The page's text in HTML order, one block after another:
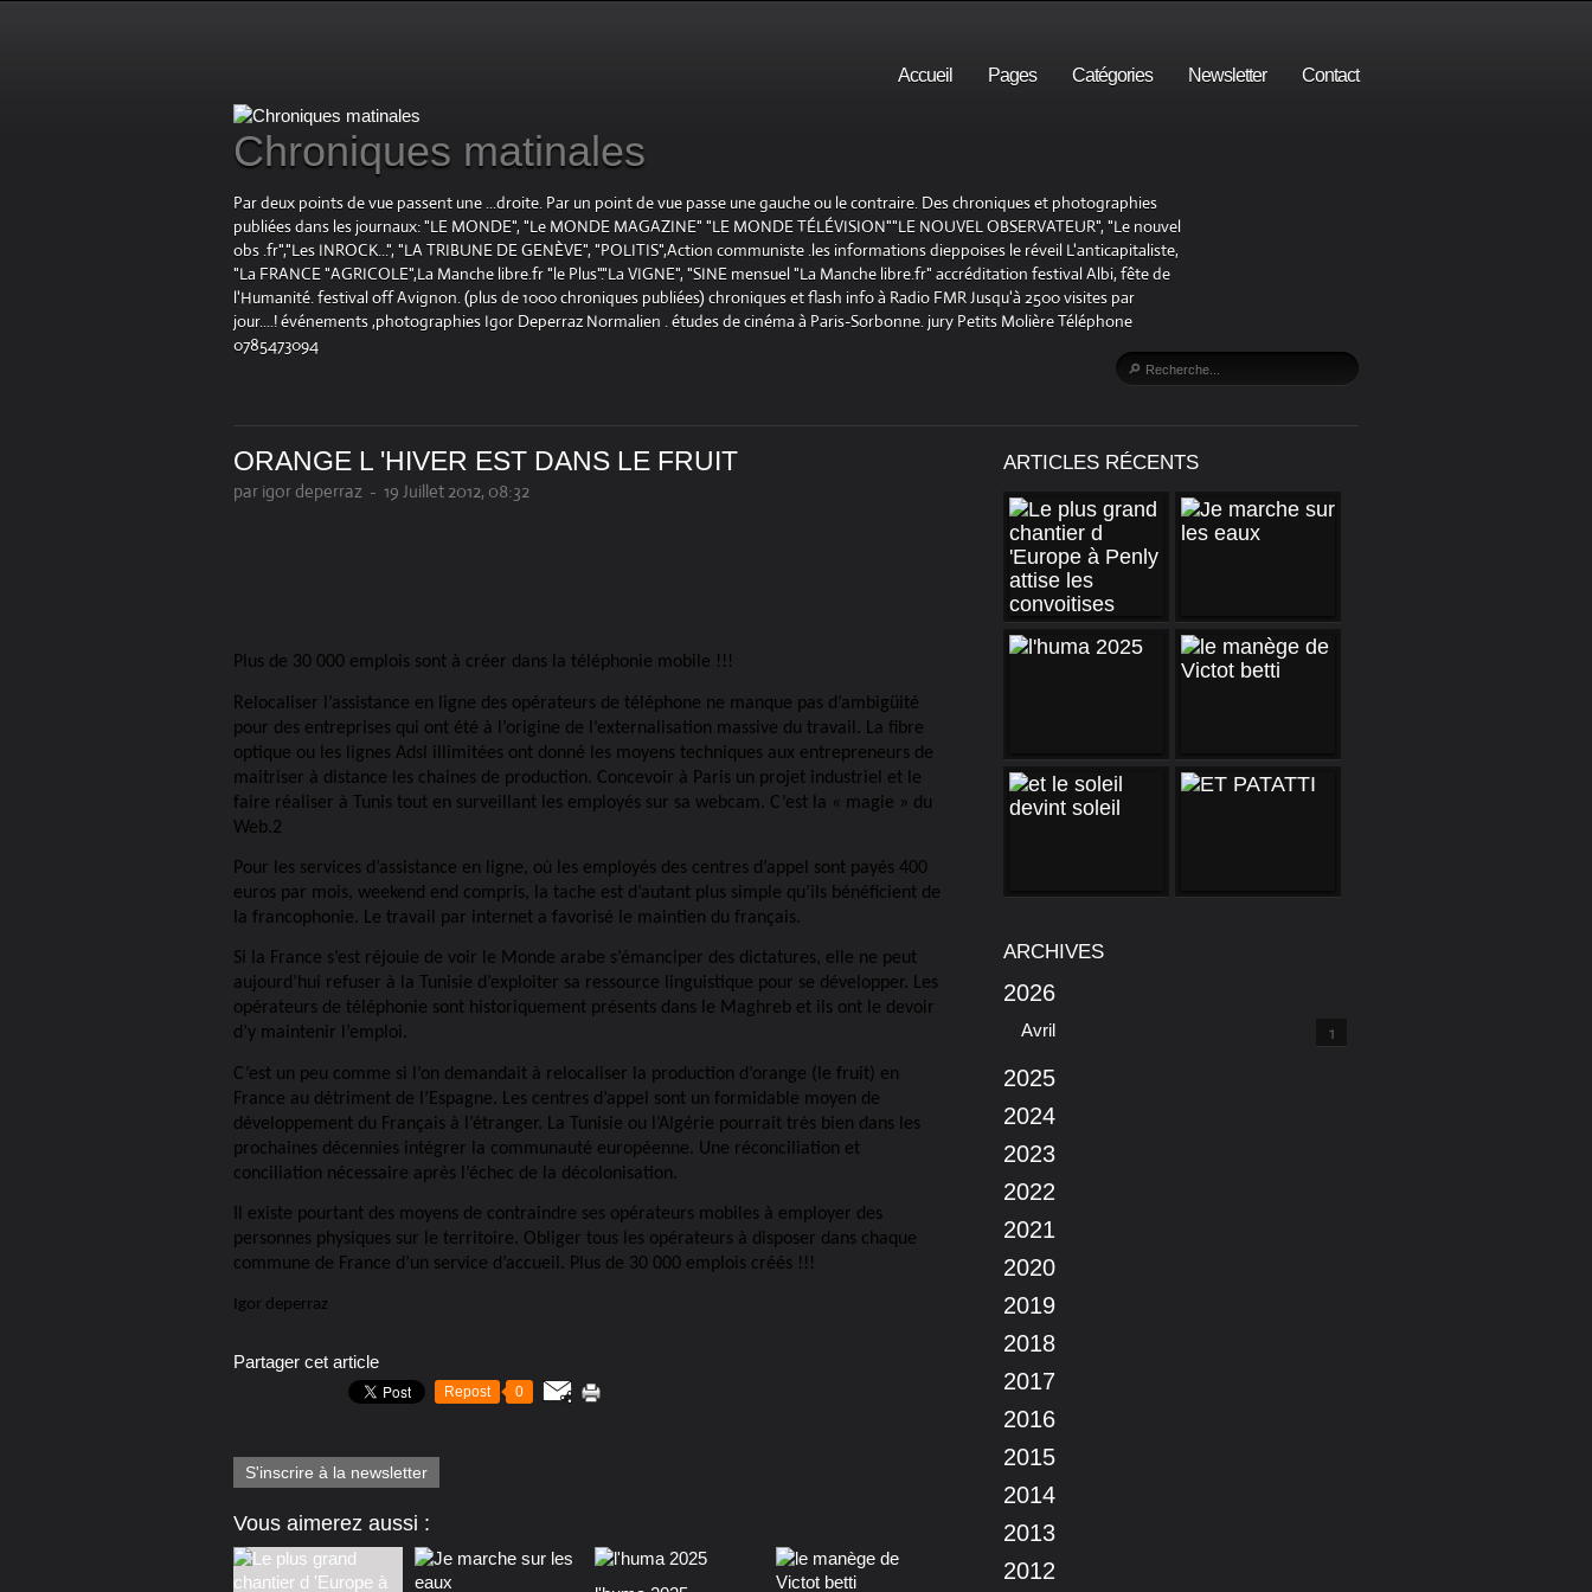
Accueil Pages Catégories Newsletter Contact
Chroniques matinales
Par deux points de vue passent une ...droite. Par un point de vue passe une gauche ou le contraire. Des chroniques et photographies
publiées dans les journaux: "LE MONDE", "Le MONDE MAGAZINE" "LE MONDE TÉLÉVISION""LE NOUVEL OBSERVATEUR", "Le nouvel
obs .fr","Les INROCK...", "LA TRIBUNE DE GENÈVE", "POLITIS",Action communiste .les informations dieppoises le réveil L'anticapitaliste,
"La FRANCE "AGRICOLE",La Manche libre.fr "le Plus"."La VIGNE", "SINE mensuel "La Manche libre.fr" accréditation festival Albi, fête de
l'Humanité. festival off Avignon. (plus de 1000 chroniques publiées) chroniques et flash info à Radio FMR Jusqu'à 2500 visites par
jour....! événements ,photographies Igor Deperraz Normalien . études de cinéma à Paris-Sorbonne. jury Petits Molière Téléphone
0785473094
ORANGE L 'HIVER EST DANS LE FRUIT
par igor deperraz - 19 Juillet 2012, 08:32
Plus de 30 000 emplois sont à créer dans la téléphonie mobile !!!
Relocaliser l’assistance en ligne des opérateurs de téléphone ne manque pas d’ambigüité
pour des entreprises qui ont été à l’origine de l’externalisation massive du travail. La fibre
optique ou les lignes Adsl illimitées ont donné les moyens techniques aux entrepreneurs de
maitriser à distance les chaines de production. Concevoir à Paris un projet industriel et le
faire réaliser à Tunis tout en surveillant les employés sur sa webcam. C’est la « magie » du
Web.2
Pour les services d’assistance en ligne, où les employés des centres d’appel sont payés 400
euros par mois, weekend end compris, la tache est d’autant plus simple qu’ils bénéficient de
la francophonie. Le travail par internet a favorisé le maintien du français.
Si la France s’est réjouie de voir le Monde arabe s’émanciper des dictatures, elle ne peut
aujourd’hui refuser à la Tunisie d’exploiter sa ressource linguistique pour se développer. Les
opérateurs de téléphonie sont historiquement présents dans le Maghreb et ils ont le devoir
d’y maintenir l’emploi.
C’est un peu comme si l’on demandait à relocaliser la production d’orange (le fruit) en
France au détriment de l’Espagne. Les centres d’appel sont un formidable moyen de
développement du Français à l’étranger. La Tunisie ou l’Algérie pourrait très bien dans les
prochaines décennies intégrer la communauté européenne. Une réconciliation et
conciliation nécessaire après l’échec de la décolonisation.
Il existe pourtant des moyens de contraindre ses opérateurs mobiles à employer des
personnes physiques sur le territoire. Obliger tous les opérateurs à disposer dans chaque
commune de France d’un service d’accueil. Plus de 30 000 emplois créés !!!
Igor deperraz
Partager cet article
Repost 0
S'inscrire à la newsletter
Vous aimerez aussi :
ARTICLES RÉCENTS
ARCHIVES
2026
Avril 1
2025
2024
2023
2022
2021
2020
2019
2018
2017
2016
2015
2014
2013
2012